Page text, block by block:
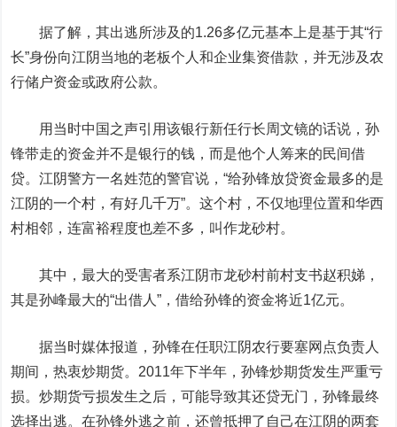
据了解，其出逃所涉及的1.26多亿元基本上是基于其“行
长”身份向江阴当地的老板个人和企业集资借款，并无涉及农
行储户资金或政府公款。
用当时中国之声引用该银行新任行长周文镜的话说，孙
锋带走的资金并不是银行的钱，而是他个人筹来的民间借
贷。江阴警方一名姓范的警官说，“给孙锋放贷资金最多的是
江阴的一个村，有好几千万”。这个村，不仅地理位置和华西
村相邻，连富裕程度也差不多，叫作龙砂村。
其中，最大的受害者系江阴市龙砂村前村支书赵积娣，
其是孙峰最大的“出借人”，借给孙锋的资金将近1亿元。
据当时媒体报道，孙锋在任职江阴农行要塞网点负责人
期间，热衷炒期货。2011年下半年，孙锋炒期货发生严重亏
损。炒期货亏损发生之后，可能导致其还贷无门，孙锋最终
选择出逃。在孙锋外逃之前，还曾抵押了自己在江阴的两套